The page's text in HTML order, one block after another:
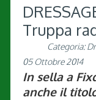
Truppa
Categoria:
05 Ottobre 2014
In sella a
anche il